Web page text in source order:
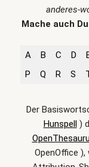
anderes-
Mache auch
A
B C D
P
Q R S
Der
Hunspell)
OpenOffice